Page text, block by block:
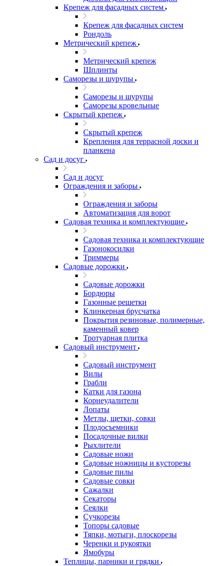
Крепеж для фасадных систем
Крепеж для фасадных систем
Рондоль
Метрический крепеж
Метрический крепеж
Шплинты
Саморезы и шурупы
Саморезы и шурупы
Саморезы кровельные
Скрытый крепеж
Скрытый крепеж
Крепления для террасной доски и
планкена
Сад и досуг
Сад и досуг
Ограждения и заборы
Ограждения и заборы
Автоматизация для ворот
Садовая техника и комплектующие
Садовая техника и комплектующие
Газонокосилки
Триммеры
Садовые дорожки
Садовые дорожки
Бордюры
Газонные решетки
Клинкерная брусчатка
Покрытия резиновые, полимерные,
каменный ковер
Тротуарная плитка
Садовый инструмент
Садовый инструмент
Вилы
Грабли
Катки для газона
Корнеудалители
Лопаты
Метлы, щетки, совки
Плодосъемники
Посадочные вилки
Рыхлители
Садовые ножи
Садовые ножницы и кусторезы
Садовые пилы
Садовые совки
Сажалки
Секаторы
Сеялки
Сучкорезы
Топоры садовые
Тяпки, мотыги, плоскорезы
Черенки и рукоятки
Ямобуры
Теплицы, парники и грядки